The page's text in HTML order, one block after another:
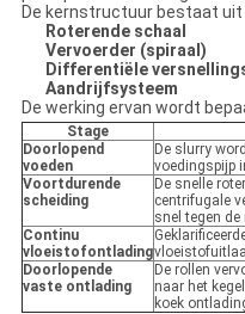
De kernstructuur bestaat uit
Roterende schaal
Vervoerder (spiraal)
Differentiële
Aandrijfsysteem
De werking ervan wordt
Stage
Doorlopend
voeden
De slurry
voedingspijp
Voortdurende
scheiding
De snelle
centrifugale
snel tegen
Continu
vloeistofontlading
Doorlopende
vaste ontlading
De rollen
naar het
koek